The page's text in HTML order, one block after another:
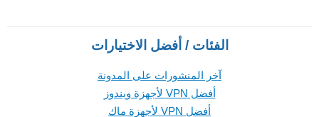
الفئات / أفضل الاختيارات
آخر المنشورات على المدونة
أفضل VPN لأجهزة ويندوز
أفضل VPN لأجهزة ماك